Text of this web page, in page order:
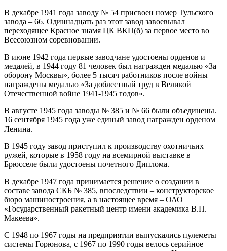
В декабре 1941 года заводу № 54 присвоен номер Тульского
завода – 66. Одиннадцать раз этот завод завоевывал
переходящее Красное знамя ЦК ВКП(б) за первое место во
Всесоюзном соревновании.
В июне 1942 года первые заводчане удостоены орденов и
медалей, в 1944 году 81 человек был награжден медалью «За
оборону Москвы», более 5 тысяч работников после войны
награждены медалью «За доблестный труд в Великой
Отечественной войне 1941-1945 годов».
В августе 1945 года заводы № 385 и № 66 были объединены.
16 сентября 1945 года уже единый завод награжден орденом
Ленина.
В 1945 году завод приступил к производству охотничьих
ружей, которые в 1958 году на всемирной выставке в
Брюсселе были удостоены почетного Диплома.
В декабре 1947 года принимается решение о создании в
составе завода СКБ № 385, впоследствии – конструкторское
бюро машиностроения, а в настоящее время – ОАО
«Государственный ракетный центр имени академика В.П.
Макеева».
С 1948 по 1967 годы на предприятии выпускались пулеметы
системы Горюнова, с 1967 по 1990 годы велось серийное